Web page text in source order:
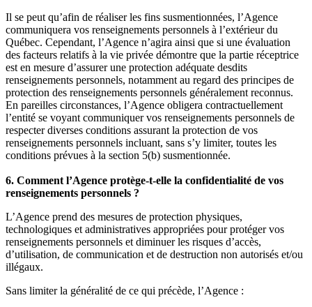
Il se peut qu’afin de réaliser les fins susmentionnées, l’Agence
communiquera vos renseignements personnels à l’extérieur du
Québec. Cependant, l’Agence n’agira ainsi que si une évaluation
des facteurs relatifs à la vie privée démontre que la partie réceptrice
est en mesure d’assurer une protection adéquate desdits
renseignements personnels, notamment au regard des principes de
protection des renseignements personnels généralement reconnus.
En pareilles circonstances, l’Agence obligera contractuellement
l’entité se voyant communiquer vos renseignements personnels de
respecter diverses conditions assurant la protection de vos
renseignements personnels incluant, sans s’y limiter, toutes les
conditions prévues à la section 5(b) susmentionnée.
6. Comment l’Agence protège-t-elle la confidentialité de vos
renseignements personnels ?
L’Agence prend des mesures de protection physiques,
technologiques et administratives appropriées pour protéger vos
renseignements personnels et diminuer les risques d’accès,
d’utilisation, de communication et de destruction non autorisés et/ou
illégaux.
Sans limiter la généralité de ce qui précède, l’Agence :